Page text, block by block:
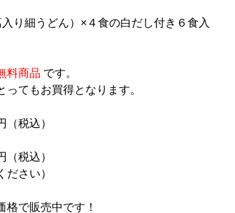
り細うどん）×４食の白だし付き６食入
料商品 です。
ってもお買得となります。
税込）
税込）
さい）
格で販売中です！